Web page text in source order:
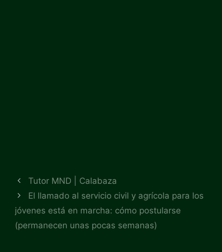
Tutor MND | Calabaza
El llamado al servicio civil y agrícola para los
jóvenes está en marcha: cómo postularse
(permanecen unas pocas semanas)